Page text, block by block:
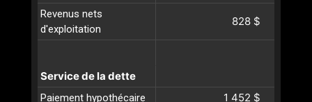
Revenus nets
d'exploitation
828 $
Service de la dette
Paiement hypothécaire 1 452 $